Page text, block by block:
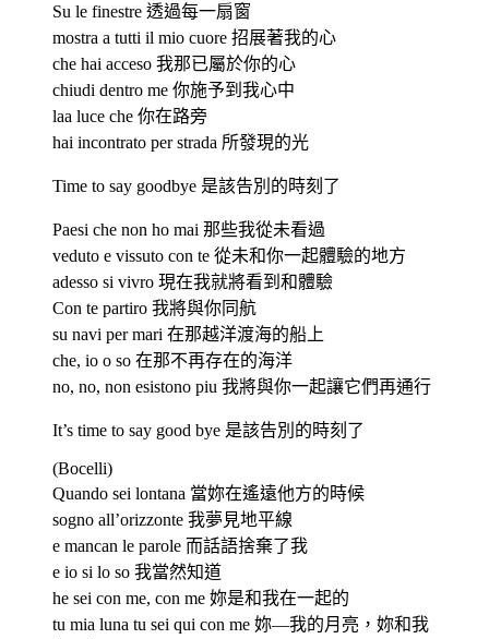
Su le finestre 透過每一扇窗
mostra a tutti il mio cuore 招展著我的心
che hai acceso 我那已屬於你的心
chiudi dentro me 你施予到我心中
laa luce che 你在路旁
hai incontrato per strada 所發現的光
Time to say goodbye 是該告別的時刻了
Paesi che non ho mai 那些我從未看過
veduto e vissuto con te 從未和你一起體驗的地方
adesso si vivro 現在我就將看到和體驗
Con te partiro 我將與你同航
su navi per mari 在那越洋渡海的船上
che, io o so 在那不再存在的海洋
no, no, non esistono piu 我將與你一起讓它們再通行
It’s time to say good bye 是該告別的時刻了
(Bocelli)
Quando sei lontana 當妳在遙遠他方的時候
sogno all’orizzonte 我夢見地平線
e mancan le parole 而話語捨棄了我
e io si lo so 我當然知道
he sei con me, con me 妳是和我在一起的
tu mia luna tu sei qui con me 妳—我的月亮，妳和我